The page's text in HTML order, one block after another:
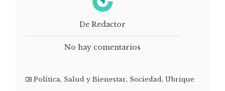
De Redactor
No hay comentarios
Política, Salud y Bienestar, Sociedad, Ubrique